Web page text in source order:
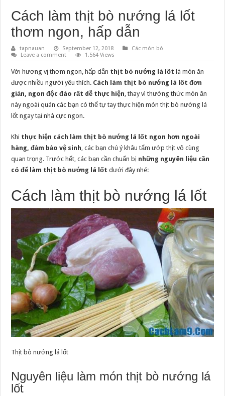
Cách làm thịt bò nướng lá lốt
thơm ngon, hấp dẫn
tapnauan September 12, 2018
Các món bò
Leave a comment
1,564 Views
Với hương vị thơm ngon, hấp dẫn thịt bò nướng lá lốt là món ăn
được nhiều người yêu thích. Cách làm thịt bò nướng lá lốt đơn
giản, ngon độc đáo rất dễ thực hiện, thay vì thưởng thức món ăn
này ngoài quán các bạn có thể tự tay thực hiện món thịt bò nướng lá
lốt ngay tại nhà cực ngon.
Khi thực hiện cách làm thịt bò nướng lá lốt ngon hơn ngoài
hàng, đảm bảo vệ sinh, các bạn chú ý khâu tẩm ướp thịt vô cùng
quan trọng. Trước hết, các bạn cần chuẩn bị những nguyên liệu cần
có để làm thịt bò nướng lá lốt dưới đây nhé:
Cách làm thịt bò nướng lá lốt
Thịt bò nướng lá lốt
Nguyên liệu làm món thịt bò nướng lá
lốt